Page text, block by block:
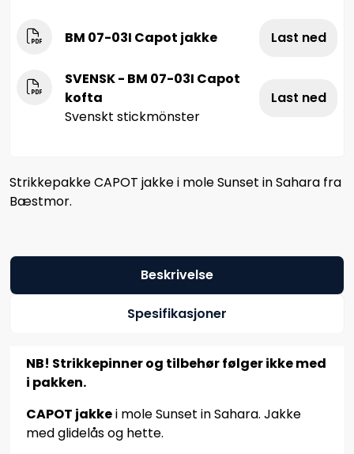
BM 07-03I Capot jakke Last ned
SVENSK - BM 07-03I Capot
kofta
Svenskt stickmönster
Last ned
Strikkepakke CAPOT jakke i mole Sunset in Sahara fra
Bæstmor.
Beskrivelse
Spesifikasjoner
NB! Strikkepinner og tilbehør følger ikke med
i pakken.
CAPOT jakkei mole Sunset in Sahara. Jakke
med glidelås og hette.